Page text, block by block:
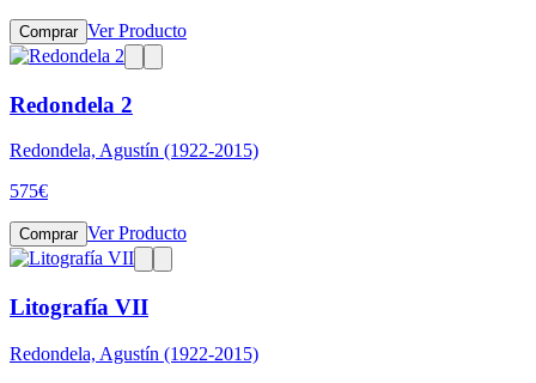
Comprar Ver Producto
Redondela 2
Redondela, Agustín (1922-2015)
575€
Comprar Ver Producto
Litografía VII
Redondela, Agustín (1922-2015)